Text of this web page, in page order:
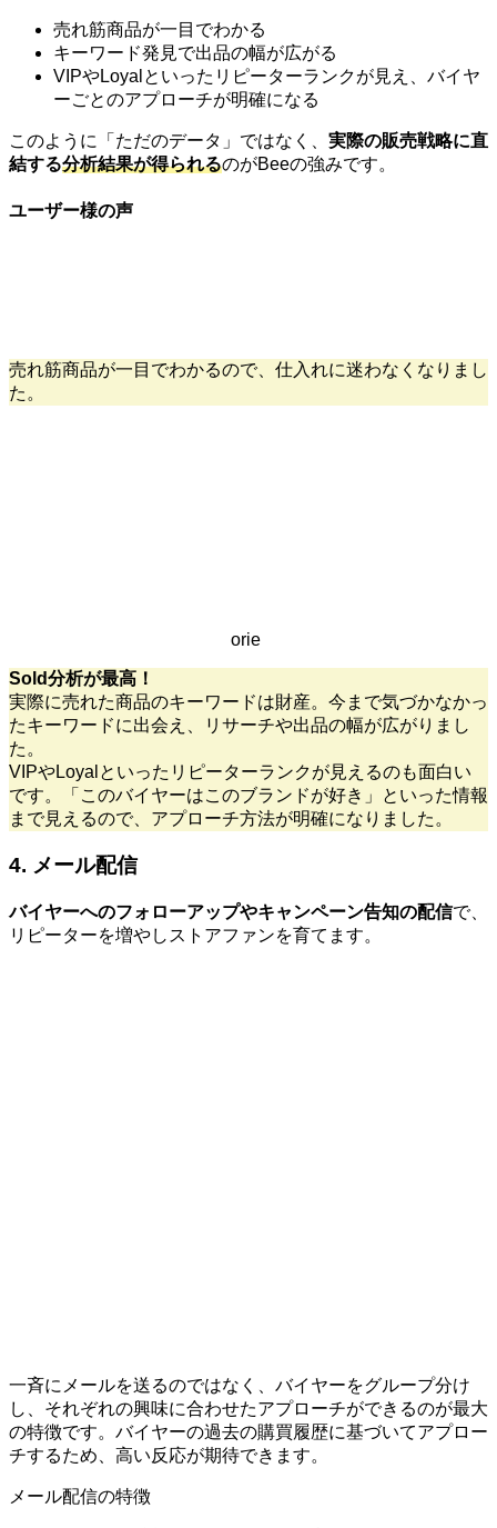
売れ筋商品が一目でわかる
キーワード発見で出品の幅が広がる
VIPやLoyalといったリピーターランクが見え、バイヤ
ーごとのアプローチが明確になる
このように「ただのデータ」ではなく、 実際の販売戦略に直
結する分析結果が得られるのがBeeの強みです。
ユーザー様の声
売れ筋商品が一目でわかるので、仕入れに迷わなくなりまし
た。
orie
Sold分析が最高！
実際に売れた商品のキーワードは財産。今まで気づかなかっ
たキーワードに出会え、リサーチや出品の幅が広がりまし
た。
VIPやLoyalといったリピーターランクが見えるのも面白い
です。「このバイヤーはこのブランドが好き」といった情報
まで見えるので、アプローチ方法が明確になりました。
4. メール配信
バイヤーへのフォローアップやキャンペーン告知の配信で、
リピーターを増やしストアファンを育てます。
一斉にメールを送るのではなく、バイヤーをグループ分け
し、それぞれの興味に合わせたアプローチができるのが最大
の特徴です。バイヤーの過去の購買履歴に基づいてアプロー
チするため、高い反応が期待できます。
メール配信の特徴